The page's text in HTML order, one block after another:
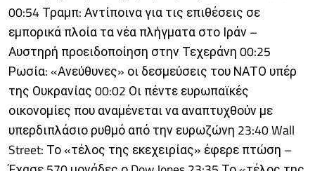
00:54 Τραμπ: Αντίποινα για τις επιθέσεις σε
εμπορικά πλοία τα νέα πλήγματα στο Ιράν –
Αυστηρή προειδοποίηση στην Τεχεράνη 00:25
Ρωσία: «Ανεύθυνες» οι δεσμεύσεις του ΝΑΤΟ υπέρ
της Ουκρανίας 00:02 Οι πέντε ευρωπαϊκές
οικονομίες που αναμένεται να αναπτυχθούν με
υπερδιπλάσιο ρυθμό από την ευρωζώνη 23:40 Wall
Street: Το «τέλος της εκεχειρίας» έφερε πτώση –